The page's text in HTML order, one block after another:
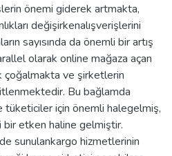
önemi giderek artmakta,
değişirkenalışverişlerini
sayısında da önemli bir artış
olarak online mağaza açan
çoğalmakta ve şirketlerin
Bu bağlamda
tüketiciler için önemli halegelmiş,
bir etken haline gelmiştir.
sunulankargo hizmetlerinin